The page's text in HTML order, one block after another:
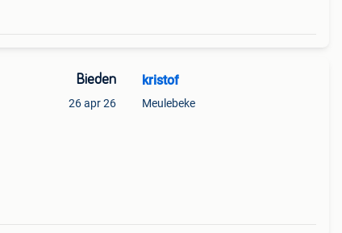
Bieden
26 apr 26
kristof
Meulebeke